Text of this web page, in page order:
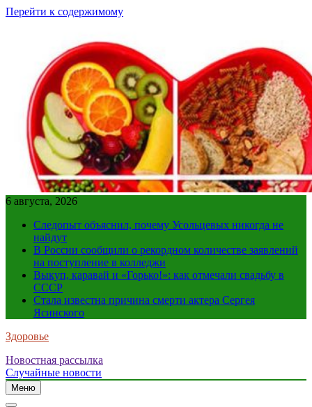
Перейти к содержимому
6 августа, 2026
Следопыт объяснил, почему Усольцевых никогда не
найдут
В России сообщили о рекордном количестве заявлений
на поступление в колледжи
Выкуп, каравай и «Горько!»: как отмечали свадьбу в
СССР
Стала известна причина смерти актера Сергея
Ясинского
Здоровье
Новостная рассылка
Случайные новости
Меню